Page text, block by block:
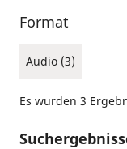
Format
Audio (3)
Es wurden 3